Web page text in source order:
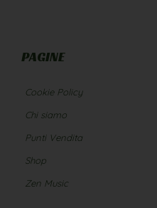
PAGINE
Cookie Policy
Chi siamo
Punti Vendita
Shop
Zen Music